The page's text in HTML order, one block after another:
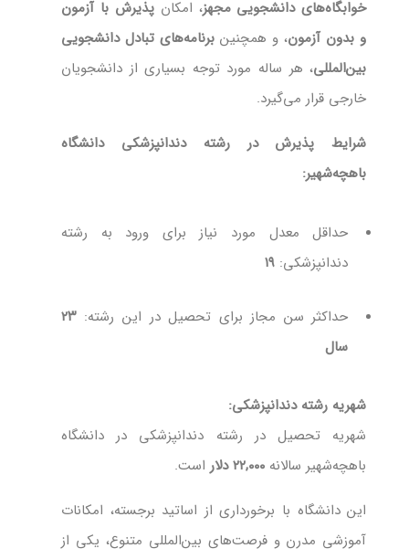
خوابگاه‌های دانشجویی مجهز، امکانپذیرش با آزمون
و بدون آزمون، و همچنین برنامه‌های تبادل دانشجویی
بین‌المللی، هر ساله مورد توجه بسیاری از دانشجویان
خارجی قرار می‌گیرد.
شرایط پذیرش در رشته دندانپزشکی دانشگاه
باهچه‌شهیر:
حداقل معدل مورد نیاز برای ورود به رشته
دندانپزشکی: ۱۹
حداکثر سن مجاز برای تحصیل در این رشته:۲۳
سال
شهریه رشته دندانپزشکی:
شهریه تحصیل در رشته دندانپزشکی در دانشگاه
باهچه‌شهیر سالانه ۲۲,۰۰۰ دلار است.
این دانشگاه با برخورداری از اساتید برجسته، امکانات
آموزشی مدرن و فرصت‌های بین‌المللی متنوع، یکی از